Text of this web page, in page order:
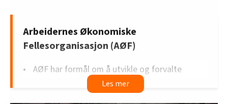
Arbeidernes Økonomiske
Fellesorganisasjon (AØF)
AØF har formål om å utvikle og forvalte
eiendommene Folkets Hus og Sørem gård i